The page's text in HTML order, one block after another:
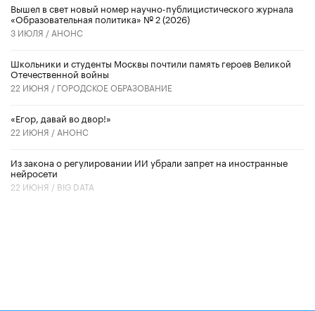
Вышел в свет новый номер научно-публицистического журнала
«Образовательная политика» № 2 (2026)
3 ИЮЛЯ / АНОНС
Школьники и студенты Москвы почтили память героев Великой
Отечественной войны
22 ИЮНЯ / ГОРОДСКОЕ ОБРАЗОВАНИЕ
«Егор, давай во двор!»
22 ИЮНЯ / АНОНС
Из закона о регулировании ИИ убрали запрет на иностранные
нейросети
22 ИЮНЯ / BIG DATA